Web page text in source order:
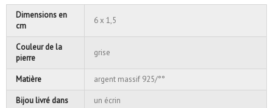
Dimensions en
cm
6 x 1,5
Couleur de la
pierre
grise
Matière argent massif 925/°°
Bijou livré dans un écrin